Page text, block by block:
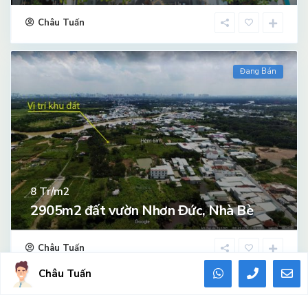
Châu Tuấn
Đang Bán
8 Tr/m2
2905m2 đất vườn Nhơn Đức, Nhà Bè
Châu Tuấn
Châu Tuấn